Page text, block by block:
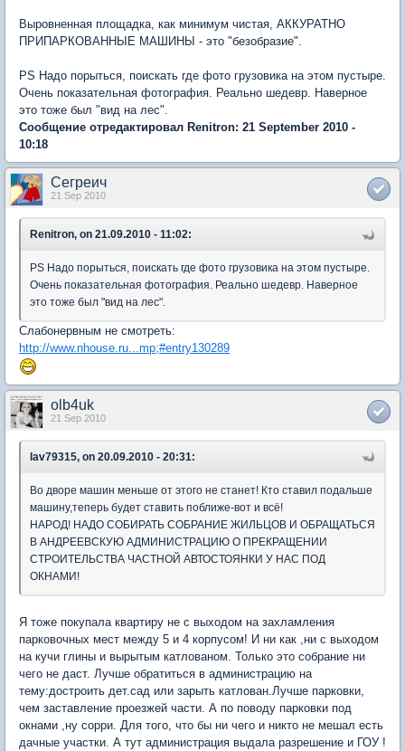
Выровненная площадка, как минимум чистая, АККУРАТНО
ПРИПАРКОВАННЫЕ МАШИНЫ - это "безобразие".
PS Надо порыться, поискать где фото грузовика на этом пустыре.
Очень показательная фотография. Реально шедевр. Наверное
это тоже был "вид на лес".
Сообщение отредактировал Renitron: 21 September 2010 -
10:18
Сегреич
21 Sep 2010
Renitron, on 21.09.2010 - 11:02:
PS Надо порыться, поискать где фото грузовика на этом пустыре.
Очень показательная фотография. Реально шедевр. Наверное
это тоже был "вид на лес".
Слабонервным не смотреть:
http://www.nhouse.ru...mp;#entry130289
olb4uk
21 Sep 2010
lav79315, on 20.09.2010 - 20:31:
Во дворе машин меньше от этого не станет! Кто ставил подальше
машину,теперь будет ставить поближе-вот и всё!
НАРОД! НАДО СОБИРАТЬ СОБРАНИЕ ЖИЛЬЦОВ И ОБРАЩАТЬСЯ
В АНДРЕЕВСКУЮ АДМИНИСТРАЦИЮ О ПРЕКРАЩЕНИИ
СТРОИТЕЛЬСТВА ЧАСТНОЙ АВТОСТОЯНКИ У НАС ПОД
ОКНАМИ!
Я тоже покупала квартиру не с выходом на захламления
парковочных мест между 5 и 4 корпусом! И ни как ,ни с выходом
на кучи глины и вырытым катлованом. Только это собрание ни
чего не даст. Лучше обратиться в администрацию на
тему:достроить дет.сад или зарыть катлован.Лучше парковки,
чем заставление проезжей части. А по поводу парковки под
окнами ,ну сорри. Для того, что бы ни чего и никто не мешал есть
дачные участки. А тут администрация выдала разрешение и ГОУ !